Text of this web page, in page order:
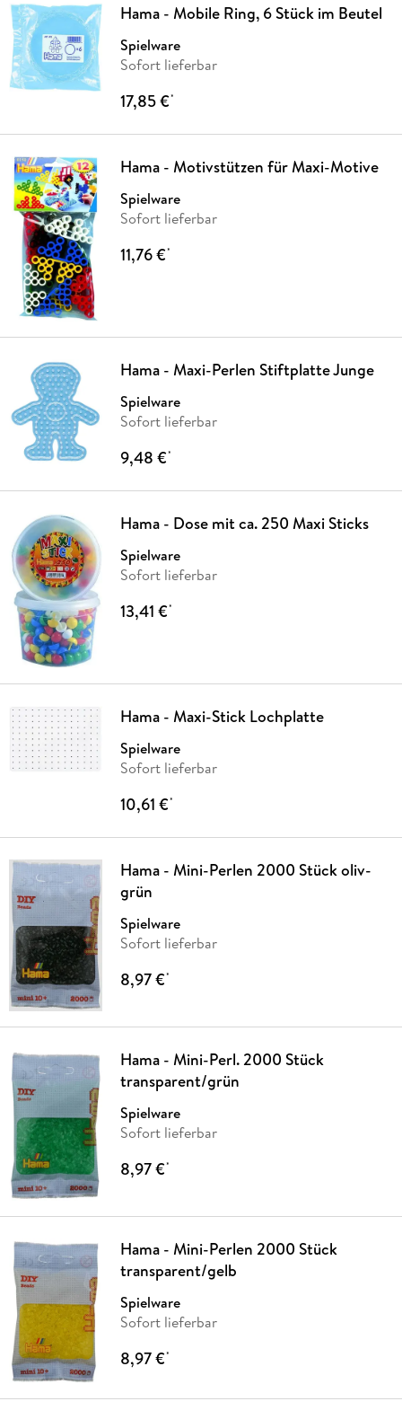
Hama - Mobile Ring, 6 Stück im Beutel
Spielware
Sofort lieferbar
17,85 €*
Hama - Motivstützen für Maxi-Motive
Spielware
Sofort lieferbar
11,76 €*
Hama - Maxi-Perlen Stiftplatte Junge
Spielware
Sofort lieferbar
9,48 €*
Hama - Dose mit ca. 250 Maxi Sticks
Spielware
Sofort lieferbar
13,41 €*
Hama - Maxi-Stick Lochplatte
Spielware
Sofort lieferbar
10,61 €*
Hama - Mini-Perlen 2000 Stück oliv-
grün
Spielware
Sofort lieferbar
8,97 €*
Hama - Mini-Perl. 2000 Stück
transparent/grün
Spielware
Sofort lieferbar
8,97 €*
Hama - Mini-Perlen 2000 Stück
transparent/gelb
Spielware
Sofort lieferbar
8,97 €*